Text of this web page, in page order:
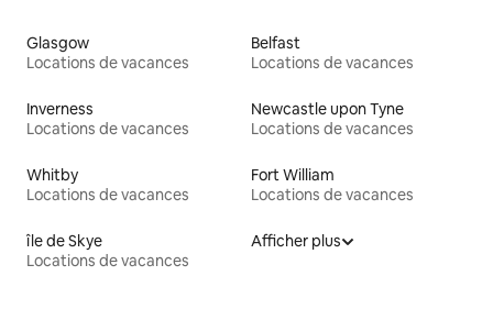
Glasgow
Locations de vacances
Belfast
Locations de vacances
Inverness
Locations de vacances
Newcastle upon Tyne
Locations de vacances
Whitby
Locations de vacances
Fort William
Locations de vacances
île de Skye
Locations de vacances
Afficher plus